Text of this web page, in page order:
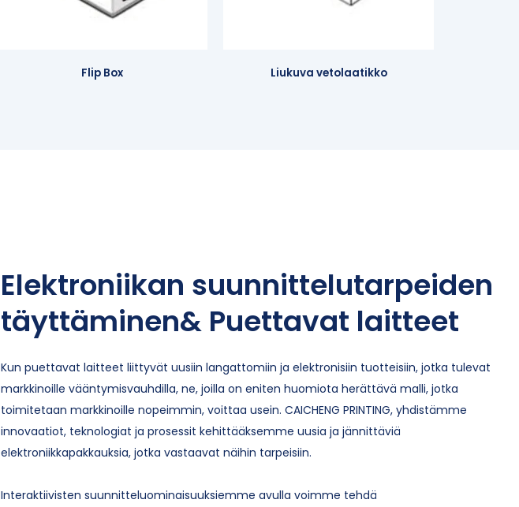
Flip Box Liukuva vetolaatikko
Elektroniikan suunnittelutarpeiden
täyttäminen& Puettavat laitteet
Kun puettavat laitteet liittyvät uusiin langattomiin ja elektronisiin tuotteisiin, jotka tulevat
markkinoille vääntymisvauhdilla, ne, joilla on eniten huomiota herättävä malli, jotka
toimitetaan markkinoille nopeimmin, voittaa usein. CAICHENG PRINTING, yhdistämme
innovaatiot, teknologiat ja prosessit kehittääksemme uusia ja jännittäviä
elektroniikkapakkauksia, jotka vastaavat näihin tarpeisiin.
Interaktiivisten suunnitteluominaisuuksiemme avulla voimme tehdä